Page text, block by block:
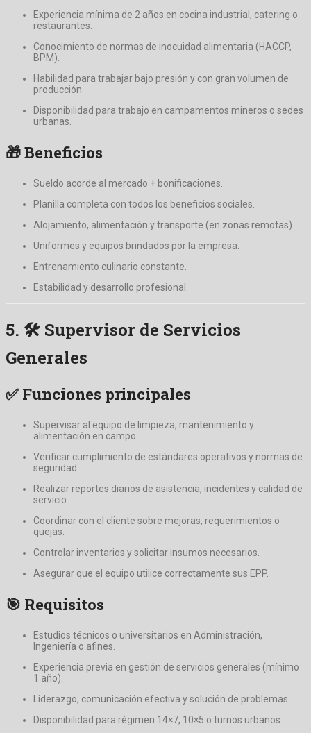
Experiencia mínima de 2 años en cocina industrial, catering o
restaurantes.
Conocimiento de normas de inocuidad alimentaria (HACCP,
BPM).
Habilidad para trabajar bajo presión y con gran volumen de
producción.
Disponibilidad para trabajo en campamentos mineros o sedes
urbanas.
🎁 Beneficios
Sueldo acorde al mercado + bonificaciones.
Planilla completa con todos los beneficios sociales.
Alojamiento, alimentación y transporte (en zonas remotas).
Uniformes y equipos brindados por la empresa.
Entrenamiento culinario constante.
Estabilidad y desarrollo profesional.
5. 🛠 Supervisor de Servicios
Generales
✅ Funciones principales
Supervisar al equipo de limpieza, mantenimiento y
alimentación en campo.
Verificar cumplimiento de estándares operativos y normas de
seguridad.
Realizar reportes diarios de asistencia, incidentes y calidad de
servicio.
Coordinar con el cliente sobre mejoras, requerimientos o
quejas.
Controlar inventarios y solicitar insumos necesarios.
Asegurar que el equipo utilice correctamente sus EPP.
🎯 Requisitos
Estudios técnicos o universitarios en Administración,
Ingeniería o afines.
Experiencia previa en gestión de servicios generales (mínimo
1 año).
Liderazgo, comunicación efectiva y solución de problemas.
Disponibilidad para régimen 14×7, 10×5 o turnos urbanos.